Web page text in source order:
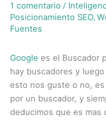
1 comentario /
Posicionamiento SEO,
Fuentes
Google es el Buscador
hay buscadores y
esto nos guste o no,
por un buscador, y
deducimos que es